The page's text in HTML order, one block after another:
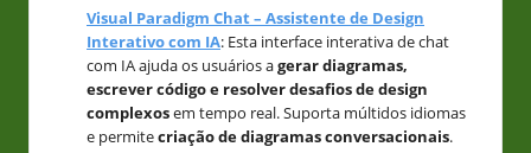
Visual Paradigm Chat – Assistente de Design
Interativo com IA: Esta interface interativa de chat
com IA ajuda os usuários agerar diagramas,
escrever código e resolver desafios de design
complexosem tempo real. Suporta múltidos idiomas
e permitecriação de diagramas conversacionais.